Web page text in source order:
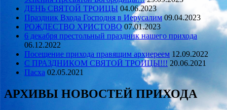
ДЕНЬ СВЯТОЙ ТРОИЦЫ 04.06.2023
Праздник Входа Господня в Иерусалим 09.04.2023
РОЖДЕСТВО ХРИСТОВО 07.01.2023
6 декабря престольный праздник нашего прихода
06.12.2022
Посещение прихода правящим архиереем 12.09.2022
С ПРАЗДНИКОМ СВЯТОЙ ТРОИЦЫ!!! 20.06.2021
Пасха 02.05.2021
АРХИВЫ НОВОСТЕЙ ПРИХОДА